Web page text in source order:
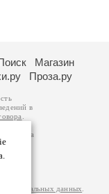
Магазин
Проза.ру
в
возможна
за
персональных данных